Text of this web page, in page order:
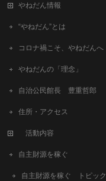
やねだん情報
“やねだん”とは
コロナ禍こそ、やねだんへ
やねだんの「理念」
自治公民館長 豊重哲郎
住所・アクセス
活動内容
自主財源を稼ぐ
自主財源を稼ぐ トピック